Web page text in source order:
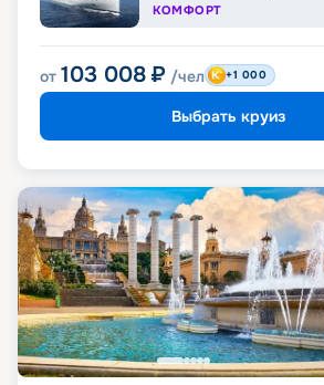
КОМФОРТ
от 103 008 ₽ /чел +1 000
Выбрать круиз